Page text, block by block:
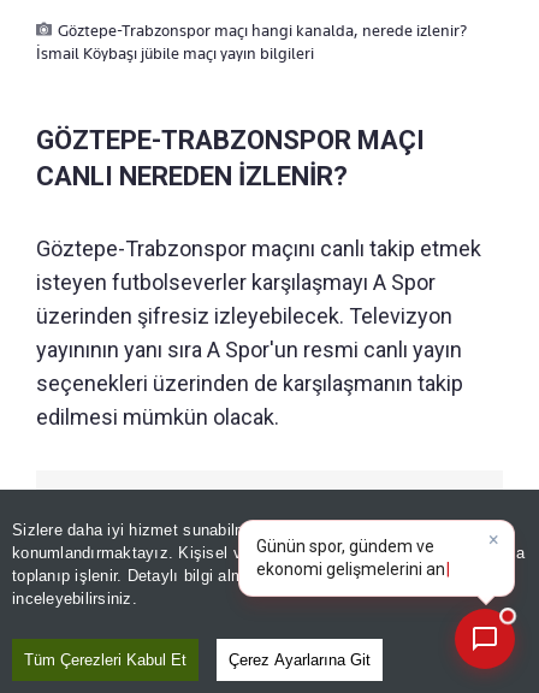
Sizlere daha iyi hizmet sunabilmek adına sitemizde
konumlandırmaktayız. Kişisel verileriniz, KVKK ve GDPR kapsamında
toplanıp işlenir. Detaylı bilgi almak içinAydınlatma Metnimizi
inceleyebilirsiniz.
Tüm Çerezleri Kabul Et Çerez Ayarlarına Git
Göztepe-Trabzonspor maçı hangi kanalda, nerede izlenir?
İsmail Köybaşı jübile maçı yayın bilgileri
GÖZTEPE-TRABZONSPOR MAÇI
CANLI NEREDEN İZLENİR?
Göztepe-Trabzonspor maçını canlı takip etmek
isteyen futbolseverler karşılaşmayı A Spor
üzerinden şifresiz izleyebilecek. Televizyon
yayınının yanı sıra A Spor'un resmi canlı yayın
seçenekleri üzerinden de karşılaşmanın takip
edilmesi mümkün olacak.
×
Günün spor, gündem ve
ekonomi gelişmelerini analiz
edin!|